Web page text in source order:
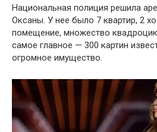
Национальная полиция решила
Оксаны. У нее было 7 квартир, 2
помещение, множество
самое главное — 300 картин
огромное имущество.